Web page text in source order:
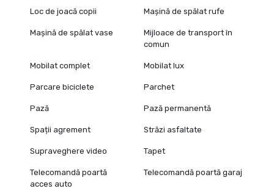
Loc de joacă copii Mașină de spălat rufe
Mașină de spălat vase
Mijloace de transport în
comun
Mobilat complet Mobilat lux
Parcare biciclete Parchet
Pază Pază permanentă
Spații agrement Străzi asfaltate
Supraveghere video Tapet
Telecomandă poartă
acces auto
Telecomandă poartă garaj